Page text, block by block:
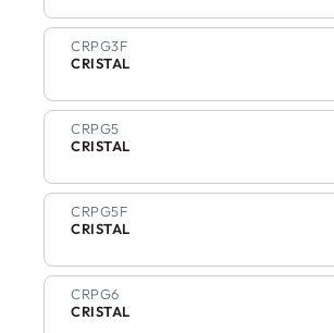
CRISTAL
CRPG3F
CRISTAL
CRPG5
CRISTAL
CRPG5F
CRISTAL
CRPG6